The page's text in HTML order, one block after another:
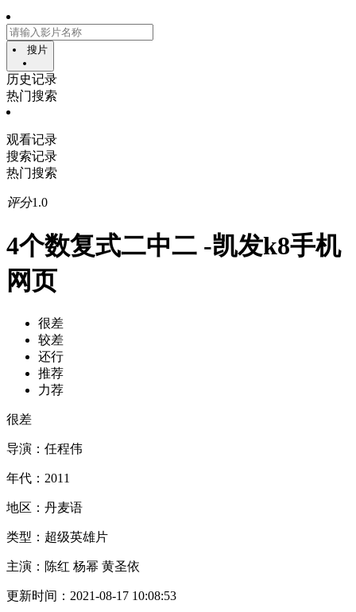
搜片
历史记录
热门搜索
观看记录
搜索记录
热门搜索
评分1.0
4个数复式二中二 -凯发k8手机
网页
很差
较差
还行
推荐
力荐
很差
导演： 任程伟
年代： 2011
地区： 丹麦语
类型： 超级英雄片
主演： 陈红 杨幂 黄圣依
更新时间： 2021-08-17 10:08:53